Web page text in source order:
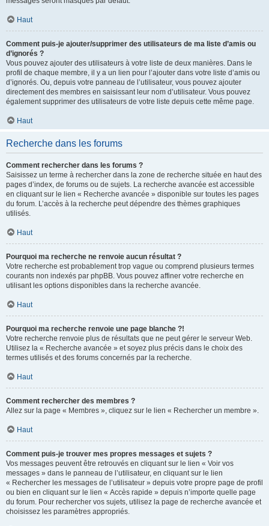
Haut
Comment puis-je ajouter/supprimer des utilisateurs de ma liste d’amis ou
d’ignorés ?
Vous pouvez ajouter des utilisateurs à votre liste de deux manières. Dans le
profil de chaque membre, il y a un lien pour l’ajouter dans votre liste d’amis ou
d’ignorés. Ou, depuis votre panneau de l’utilisateur, vous pouvez ajouter
directement des membres en saisissant leur nom d’utilisateur. Vous pouvez
également supprimer des utilisateurs de votre liste depuis cette même page.
Haut
Recherche dans les forums
Comment rechercher dans les forums ?
Saisissez un terme à rechercher dans la zone de recherche située en haut des
pages d’index, de forums ou de sujets. La recherche avancée est accessible
en cliquant sur le lien « Recherche avancée » disponible sur toutes les pages
du forum. L’accès à la recherche peut dépendre des thèmes graphiques
utilisés.
Haut
Pourquoi ma recherche ne renvoie aucun résultat ?
Votre recherche est probablement trop vague ou comprend plusieurs termes
courants non indexés par phpBB. Vous pouvez affiner votre recherche en
utilisant les options disponibles dans la recherche avancée.
Haut
Pourquoi ma recherche renvoie une page blanche ?!
Votre recherche renvoie plus de résultats que ne peut gérer le serveur Web.
Utilisez la « Recherche avancée » et soyez plus précis dans le choix des
termes utilisés et des forums concernés par la recherche.
Haut
Comment rechercher des membres ?
Allez sur la page « Membres », cliquez sur le lien « Rechercher un membre ».
Haut
Comment puis-je trouver mes propres messages et sujets ?
Vos messages peuvent être retrouvés en cliquant sur le lien « Voir vos
messages » dans le panneau de l’utilisateur, en cliquant sur le lien
« Rechercher les messages de l’utilisateur » depuis votre propre page de profil
ou bien en cliquant sur le lien « Accès rapide » depuis n’importe quelle page
du forum. Pour rechercher vos sujets, utilisez la page de recherche avancée et
choisissez les paramètres appropriés.